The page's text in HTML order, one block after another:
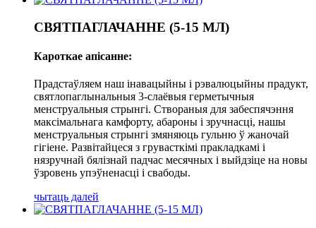
СВЯТПАГЛАЧАННЕ (5-15 МЛ)
Кароткае апісанне:
Прадстаўляем наш інавацыйны і рэвалюцыйны прадукт,
святлопаглынальныя 3-слаёвыя герметычныя
менструальныя стрынгі. Створаныя для забеспячэння
максімальнага камфорту, абароны і зручнасці, нашы
менструальныя стрынгі змяняюць гульню ў жаночай
гігіене. Развітайцеся з грувасткімі пракладкамі і
нязручнай бялізнай падчас месячных і выйдзіце на новы
ўзровень упэўненасці і свабоды.
чытаць далей